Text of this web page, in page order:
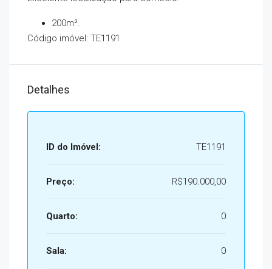
200m².
Código imóvel: TE1191
Detalhes
ID do Imóvel: TE1191
Preço: R$190.000,00
Quarto: 0
Sala: 0